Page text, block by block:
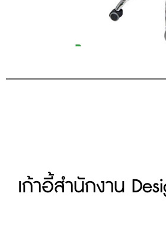
เก้าอี้สำนักงาน